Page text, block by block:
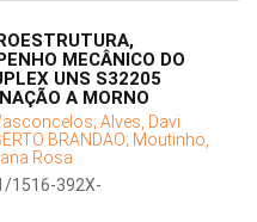
MECÂNICO DO
UNS S32205
A MORNO
Alves, Davi
BRANDAO; Moutinho,
Rosa
1516-392X-